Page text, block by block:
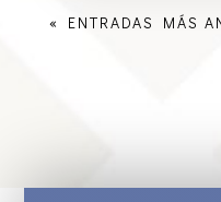
« ENTRADAS MÁS